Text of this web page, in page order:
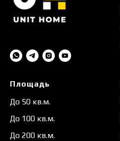
Площадь
До 50 кв.м.
До 100 кв.м.
До 200 кв.м.